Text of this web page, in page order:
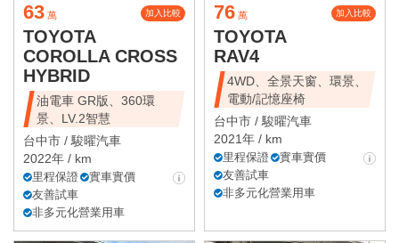
63 萬 加入比較
TOYOTA
COROLLA CROSS
HYBRID
油電車 GR版、360環
景、LV.2智慧
台中市 /駿曜汽車
2022年 / km
里程保證
實車實價
友善試車
非多元化營業用車
76 萬 加入比較
TOYOTA
RAV4
4WD、全景天窗、環景、
電動/記憶座椅
台中市 /駿曜汽車
2021年 / km
里程保證
實車實價
友善試車
非多元化營業用車